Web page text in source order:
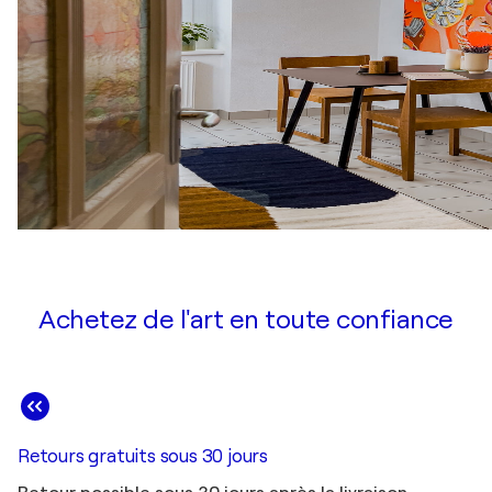
Achetez de l'art en toute confiance
Retours gratuits sous 30 jours